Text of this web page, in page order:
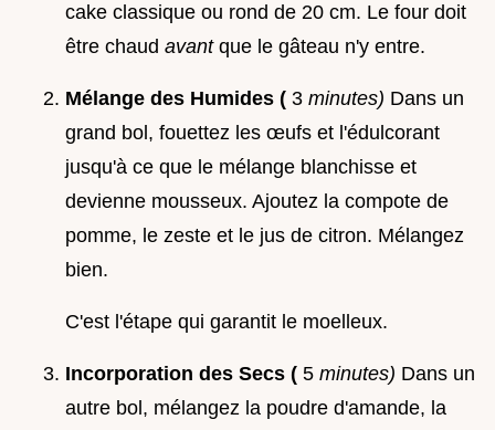
cake classique ou rond de 20 cm. Le four doit
être chaud avant que le gâteau n'y entre.
Mélange des Humides ( 3 minutes) Dans un
grand bol, fouettez les œufs et l'édulcorant
jusqu'à ce que le mélange blanchisse et
devienne mousseux. Ajoutez la compote de
pomme, le zeste et le jus de citron. Mélangez
bien.
C'est l'étape qui garantit le moelleux.
Incorporation des Secs ( 5 minutes) Dans un
autre bol, mélangez la poudre d'amande, la